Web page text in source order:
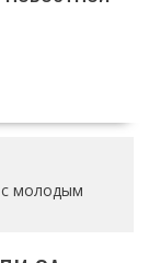
с молодым